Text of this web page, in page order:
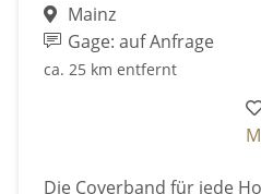
Mainz
Gage: auf Anfrage
ca. 25 km entfernt
Die Coverband für jede